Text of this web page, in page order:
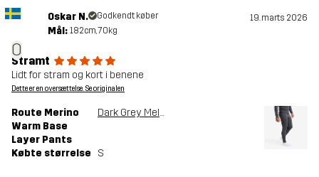
O
Oskar N. Godkendt køber 19. marts 2026
Mål: 182cm, 70kg
Stramt
Lidt for stram og kort i benene
Dette er en oversættelse. Se originalen
Route Merino
Warm Base
Layer Pants
Dark Grey Melange
Købte størrelse S